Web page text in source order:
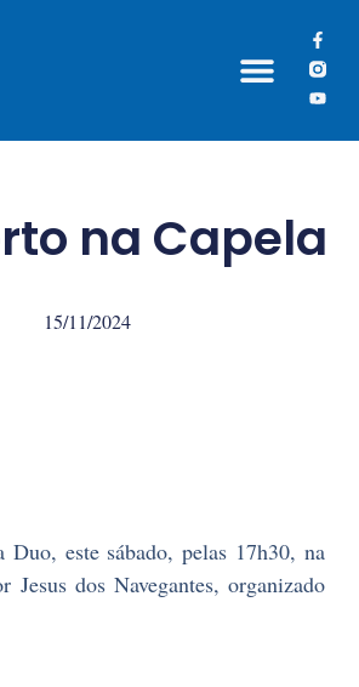
na Capela
15/11/2024
Duo, este sábado, pelas 17h30, na
Jesus dos Navegantes, organizado